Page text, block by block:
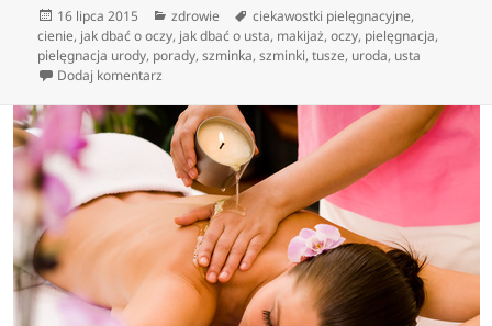
Data
publikacji
16 lipca 2015 Kategorie
zdrowie Tagi
ciekawostki pielęgnacyjne,
cienie, jak dbać o oczy, jak dbać o usta, makijaż,oczy, pielęgnacja,
pielęgnacja urody, porady,szminka,szminki,tusze, uroda, usta
Dodaj komentarz